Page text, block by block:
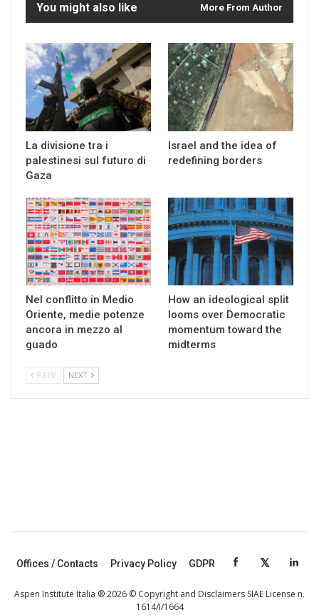
You might also like More From Author
La divisione tra i
palestinesi sul futuro di
Gaza
Israel and the idea of
redefining borders
Nel conflitto in Medio
Oriente, medie potenze
ancora in mezzo al
guado
How an ideological split
looms over Democratic
momentum toward the
midterms
PREV NEXT
Offices / Contacts Privacy Policy GDPR
Aspen Institute Italia ® 2026 © Copyright and Disclaimers SIAE License n.
1614/I/1664